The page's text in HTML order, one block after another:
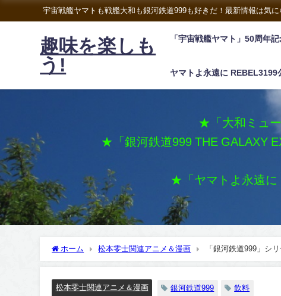
宇宙戦艦ヤマトも戦艦大和も銀河鉄道999も好きだ！最新情報は気
趣味を楽しも
う!
「宇宙戦艦ヤマト」50周年
ヤマトよ永遠に REBEL3199
★「大和ミュ
★「銀河鉄道999 THE GALAXY
★「ヤマトよ永遠に
ホーム 松本零士関連アニメ＆漫画 「銀河鉄道999」シ
松本零士関連アニメ＆漫画 銀河鉄道999 飲料